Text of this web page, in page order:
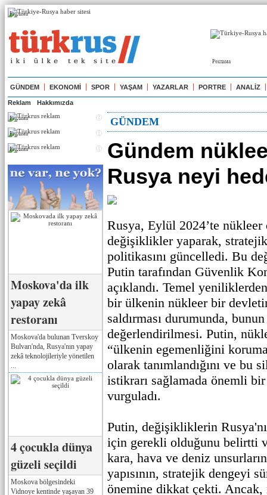
Реклама
Реклама
GÜNDEM EKONOMİ SPOR YAŞAM YAZARLAR PORTRE ANALİZ
Reklam Hakkımızda
Реклама
Реклама
Реклама
Moskova'da ilk
yapay zekâ
restoranı
Moskova'da bulunan Tverskoy
Bulvarı'nda, Rusya'nın yapay
zekâ teknolojileriyle yönetilen
4 çocukla dünya
güzeli seçildi
Moskova bölgesindeki
Vidnoye kentinde yaşayan 39
GÜNDEM
Gündem
Rusya neyi
Rusya, Eylül 2024’te
değişiklikler yaparak, stratejik
politikasını güncelledi. Bu
Putin tarafından Güvenlik
açıklandı. Temel
bir ülkenin nükleer bir
saldırması durumunda,
değerlendirilmesi. Putin,
“ülkenin egemenliğini
olarak tanımlandığını ve bu
istikrarı sağlamada önemli bir
vurguladı.
Putin, değişikliklerin
için gerekli olduğunu belirtti
kara, hava ve deniz
yapısının, stratejik dengeyi
önemine dikkat çekti.